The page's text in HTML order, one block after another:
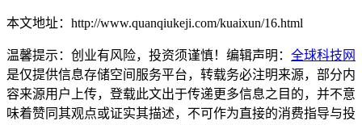
本文地址：http://www.quanqiukeji.com/kuaixun/16.html
温馨提示：创业有风险，投资须谨慎！编辑声明： 全球科技网
是仅提供信息存储空间服务平台，转载务必注明来源，部分内
容来源用户上传，登载此文出于传递更多信息之目的，并不意
味着赞同其观点或证实其描述，不可作为直接的消费指导与投